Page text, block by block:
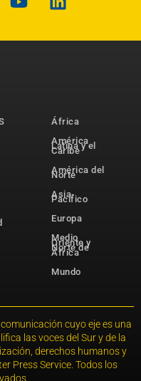
África
América
Latina y el
Caribe
América del
Norte
Asia-
Pacífico
Europa
Medio
Oriente y
Norte de
África
Mundo
cuyo eje es una
las voces del Sur y de la
derechos humanos y
Press Service. Todos los